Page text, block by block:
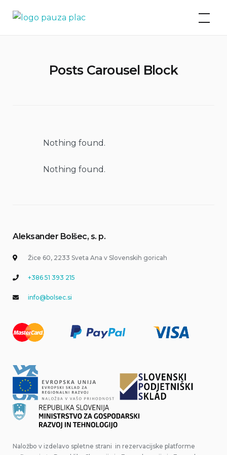
Pauza plac:
piknik
Posts Carousel Block
Nothing found.
Nothing found.
Aleksander Bolšec, s. p.
Žice 60, 2233 Sveta Ana v Slovenskih goricah
+386 51 393 215
info@bolsec.si
Naložbo v izdelavo spletne strani in rezervacijske platforme